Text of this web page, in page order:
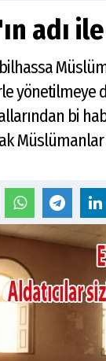
adı
yönetilmeye
bi
Müslümanlar